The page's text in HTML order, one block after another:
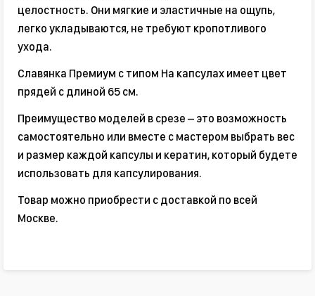
целостность. Они мягкие и эластичные на ощупь,
легко укладываются, не требуют кропотливого
ухода.
Славянка Премиум с типом На капсулах имеет цвет
прядей с длиной 65 см.
Преимущество моделей в срезе – это возможность
самостоятельно или вместе с мастером выбрать вес
и размер каждой капсулы и кератин, который будете
использовать для капсулирования.
Товар можно приобрести с доставкой по всей
Москве.